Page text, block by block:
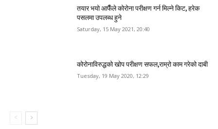
तयार भयो आफैँले कोरोना परीक्षण गर्न मिल्ने किट, हरेक
पसलमा उपलब्ध हुने
Saturday, 15 May 2021, 20:40
कोरोनाविरुद्धको खोप परीक्षण सफल,राम्रो काम गरेको दाबी
Tuesday, 19 May 2020, 12:29